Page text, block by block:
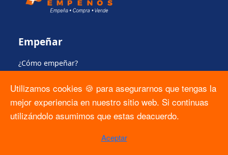
Empeñar
¿Cómo empeñar?
Tienda
Utilizamos cookies 🍪 para asegurarnos que tengas la
mejor experiencia en nuestro sitio web. Si continuas
utilizándolo asumimos que estas deacuerdo.
Aceptar